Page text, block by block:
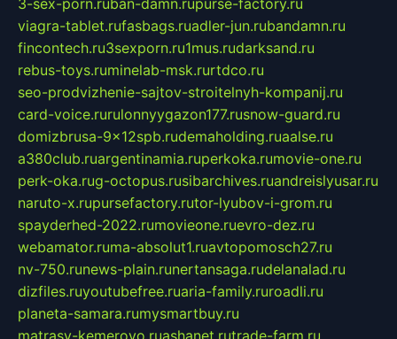
viagra-tablet.rufasbags.ruadler-jun.rubandamn.ru
fincontech.ru3sexporn.ru1mus.rudarksand.ru
rebus-toys.ruminelab-msk.rurtdco.ru
seo-prodvizhenie-sajtov-stroitelnyh-kompanij.ru
card-voice.rurulonnyygazon177.rusnow-guard.ru
domizbrusa-9x12spb.rudemaholding.ruaalse.ru
a380club.ruargentinamia.ruperkoka.rumovie-one.ru
perk-oka.rug-octopus.rusibarchives.ruandreislyusar.ru
naruto-x.rupursefactory.rutor-lyubov-i-grom.ru
spayderhed-2022.rumovieone.ruevro-dez.ru
webamator.ruma-absolut1.ruavtopomosch27.ru
nv-750.runews-plain.runertansaga.rudelanalad.ru
dizfiles.ruyoutubefree.ruaria-family.ruroadli.ru
planeta-samara.rumysmartbuy.ru
matrasy-kemerovo.ruashanet.rutrade-farm.ru